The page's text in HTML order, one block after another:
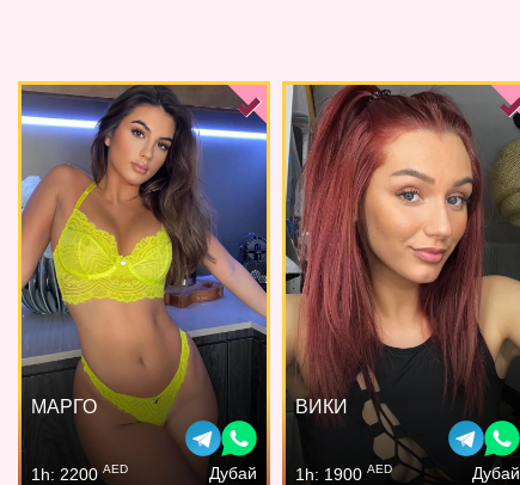
МАРГО
1h: 2200AED Дубай
ВИКИ
1h: 1900 AED Дубай